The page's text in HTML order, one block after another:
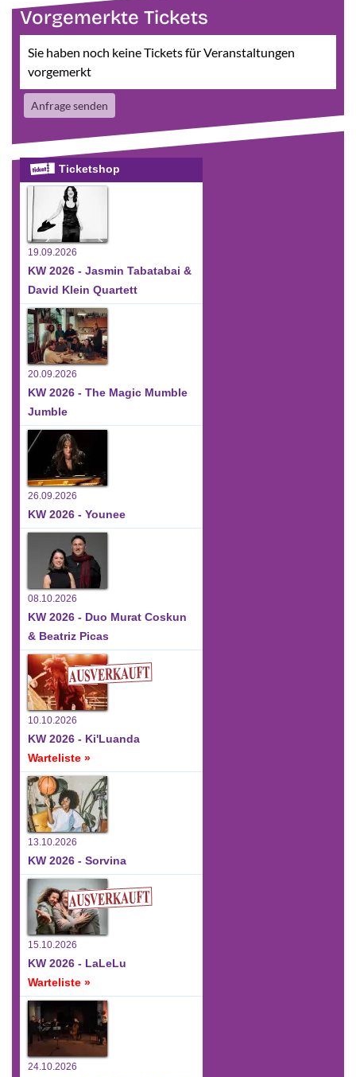
Vorgemerkte Tickets
Sie haben noch keine Tickets für Veranstaltungen
vorgemerkt
Anfrage senden
Ticketshop
19.09.2026
KW 2026 - Jasmin Tabatabai &
David Klein Quartett
20.09.2026
KW 2026 - The Magic Mumble
Jumble
26.09.2026
KW 2026 - Younee
08.10.2026
KW 2026 - Duo Murat Coskun
& Beatriz Picas
10.10.2026
KW 2026 - Ki'Luanda
Warteliste »
13.10.2026
KW 2026 - Sorvina
15.10.2026
KW 2026 - LaLeLu
Warteliste »
24.10.2026